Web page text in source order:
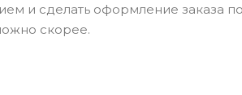
и сделать оформление заказа по
скорее.